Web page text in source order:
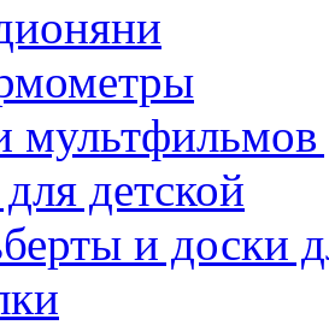
детской
и доски